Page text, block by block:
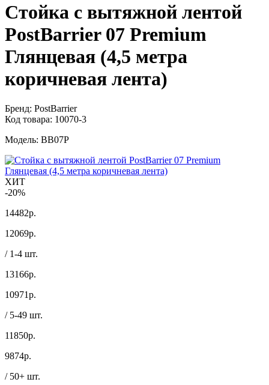
Стойка с вытяжной лентой
PostBarrier 07 Premium
Глянцевая (4,5 метра
коричневая лента)
Бренд: PostBarrier
Код товара: 10070-3
Модель: BB07P
ХИТ
-20%
14482р.
12069р.
/ 1-4 шт.
13166р.
10971р.
/ 5-49 шт.
11850р.
9874р.
/ 50+ шт.